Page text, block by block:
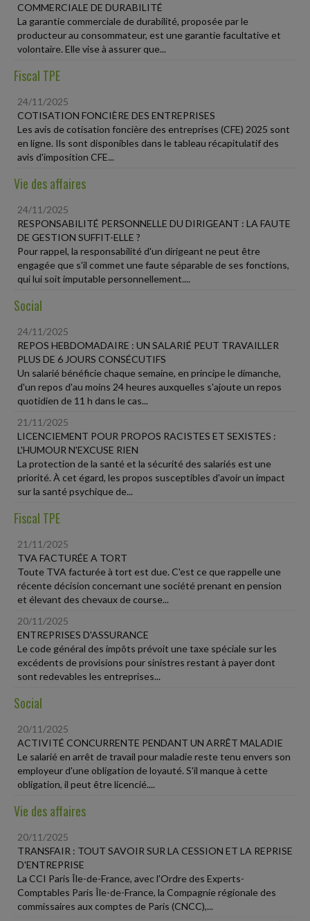
COMMERCIALE DE DURABILITÉ
La garantie commerciale de durabilité, proposée par le
producteur au consommateur, est une garantie facultative et
volontaire. Elle vise à assurer que...
Fiscal TPE
24/11/2025
COTISATION FONCIÈRE DES ENTREPRISES
Les avis de cotisation foncière des entreprises (CFE) 2025 sont
en ligne. Ils sont disponibles dans le tableau récapitulatif des
avis d'imposition CFE...
Vie des affaires
24/11/2025
RESPONSABILITÉ PERSONNELLE DU DIRIGEANT : LA FAUTE
DE GESTION SUFFIT-ELLE ?
Pour rappel, la responsabilité d'un dirigeant ne peut être
engagée que s'il commet une faute séparable de ses fonctions,
qui lui soit imputable personnellement....
Social
24/11/2025
REPOS HEBDOMADAIRE : UN SALARIÉ PEUT TRAVAILLER
PLUS DE 6 JOURS CONSÉCUTIFS
Un salarié bénéficie chaque semaine, en principe le dimanche,
d'un repos d'au moins 24 heures auxquelles s'ajoute un repos
quotidien de 11 h dans le cas...
21/11/2025
LICENCIEMENT POUR PROPOS RACISTES ET SEXISTES :
L'HUMOUR N'EXCUSE RIEN
La protection de la santé et la sécurité des salariés est une
priorité. À cet égard, les propos susceptibles d'avoir un impact
sur la santé psychique de...
Fiscal TPE
21/11/2025
TVA FACTURÉE A TORT
Toute TVA facturée à tort est due. C'est ce que rappelle une
récente décision concernant une société prenant en pension
et élevant des chevaux de course...
20/11/2025
ENTREPRISES D'ASSURANCE
Le code général des impôts prévoit une taxe spéciale sur les
excédents de provisions pour sinistres restant à payer dont
sont redevables les entreprises...
Social
20/11/2025
ACTIVITÉ CONCURRENTE PENDANT UN ARRÊT MALADIE
Le salarié en arrêt de travail pour maladie reste tenu envers son
employeur d'une obligation de loyauté. S'il manque à cette
obligation, il peut être licencié....
Vie des affaires
20/11/2025
TRANSFAIR : TOUT SAVOIR SUR LA CESSION ET LA REPRISE
D'ENTREPRISE
La CCI Paris Île-de-France, avec l'Ordre des Experts-
Comptables Paris Île-de-France, la Compagnie régionale des
commissaires aux comptes de Paris (CNCC),...